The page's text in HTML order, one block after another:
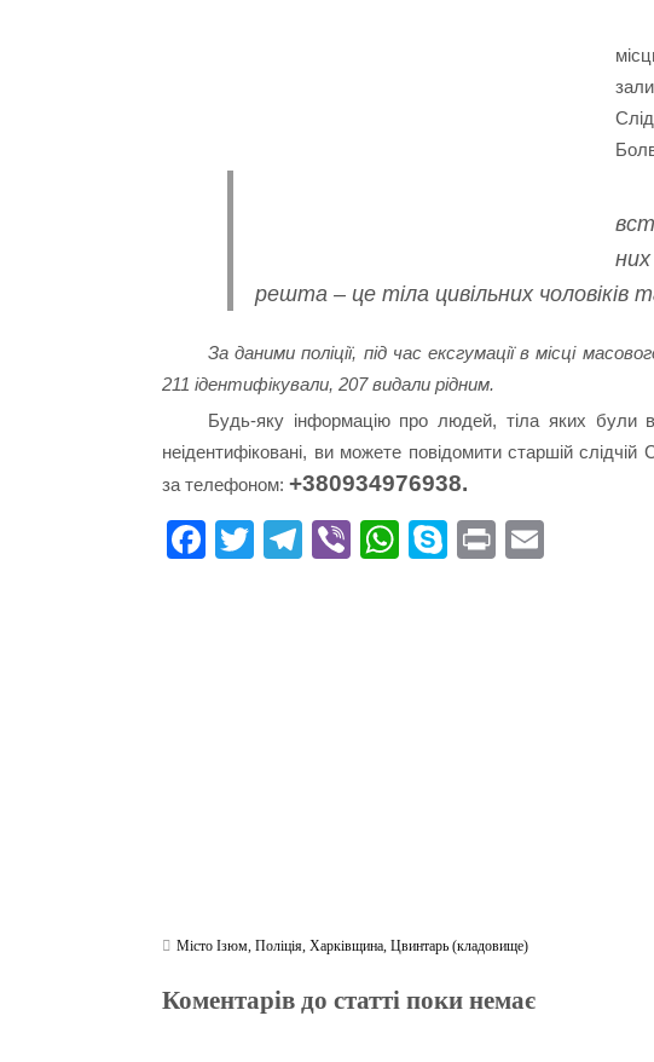
решта – це тіла цивільних чоловіків
За даними поліції, під час ексгумації в місці
211 ідентифікували, 207 видали рідним.
Будь-яку інформацію про людей, тіла яких були
неідентифіковані, ви можете повідомити старшій
за телефоном:+380934976938.
Fa T
Te Vi
W
S
Pr
Місто Ізюм,Поліція,Харківщина,Цвинтарь (кладовище)
Коментарів до статті поки немає